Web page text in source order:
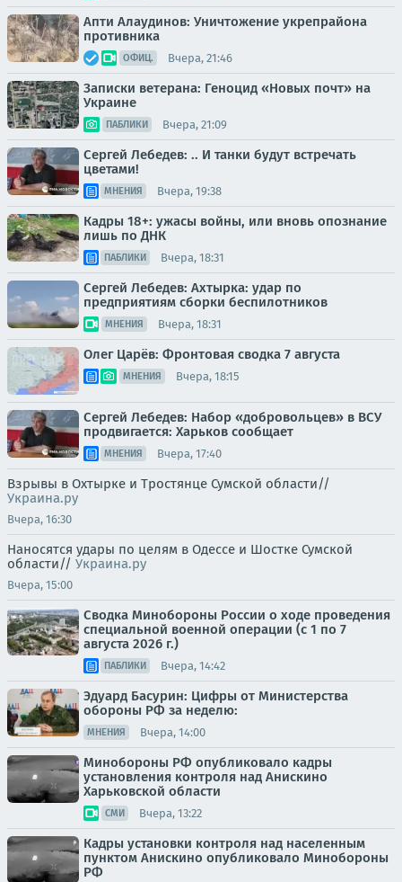
Апти Алаудинов: Уничтожение укрепрайона
противника
ОФИЦ. Вчера, 21:46
Записки ветерана: Геноцид «Новых почт» на
Украине
ПАБЛИКИ Вчера, 21:09
Сергей Лебедев: .. И танки будут встречать
цветами!
МНЕНИЯ Вчера, 19:38
Кадры 18+: ужасы войны, или вновь опознание
лишь по ДНК
ПАБЛИКИ Вчера, 18:31
Сергей Лебедев: Ахтырка: удар по
предприятиям сборки беспилотников
МНЕНИЯ Вчера, 18:31
Олег Царёв: Фронтовая сводка 7 августа
МНЕНИЯ Вчера, 18:15
Сергей Лебедев: Набор «добровольцев» в ВСУ
продвигается: Харьков сообщает
МНЕНИЯ Вчера, 17:40
Взрывы в Охтырке и Тростянце Сумской области//
Украина.ру
Вчера, 16:30
Наносятся удары по целям в Одессе и Шостке Сумской
области// Украина.ру
Вчера, 15:00
Сводка Минобороны России о ходе проведения
специальной военной операции (с 1 по 7
августа 2026 г.)
ПАБЛИКИ Вчера, 14:42
Эдуард Басурин: Цифры от Министерства
обороны РФ за неделю:
МНЕНИЯ Вчера, 14:00
Минобороны РФ опубликовало кадры
установления контроля над Анискино
Харьковской области
СМИ Вчера, 13:22
Кадры установки контроля над населенным
пунктом Анискино опубликовало Минобороны
РФ